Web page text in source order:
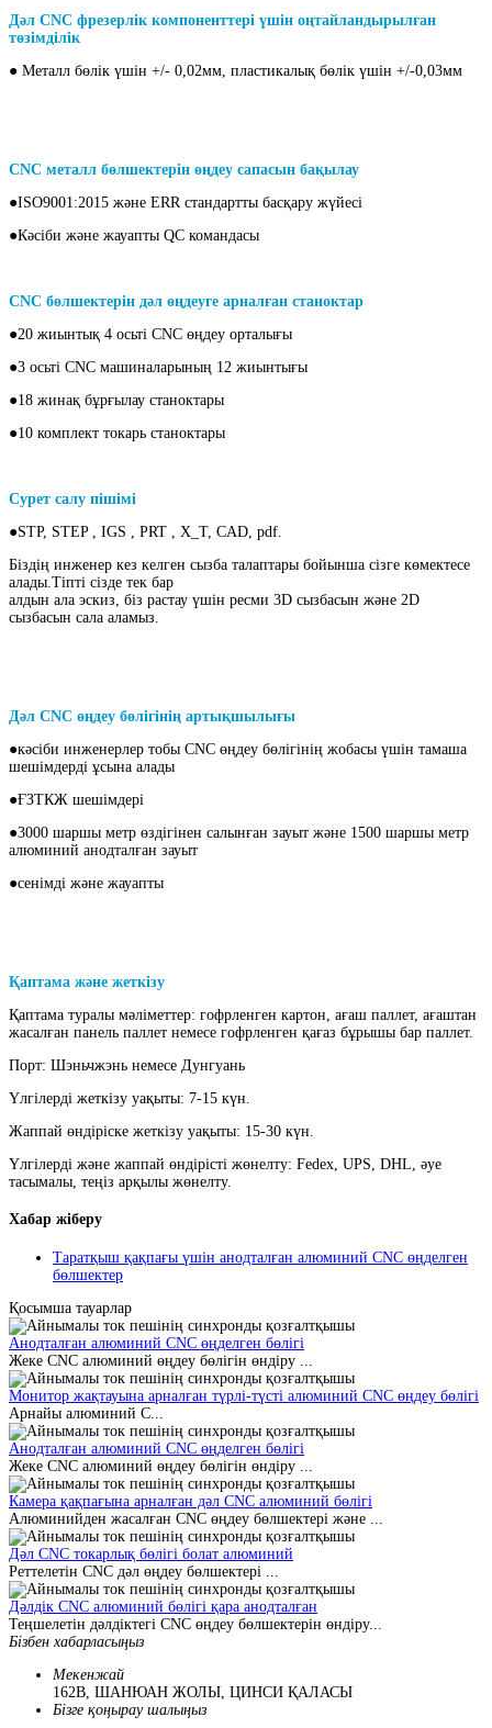
Дәл CNC фрезерлік компоненттері үшін оңтайландырылған
төзімділік
● Металл бөлік үшін +/- 0,02мм, пластикалық бөлік үшін +/-0,03мм
CNC металл бөлшектерін өңдеу сапасын бақылау
●ISO9001:2015 және ERR стандартты басқару жүйесі
●Кәсіби және жауапты QC командасы
CNC бөлшектерін дәл өңдеуге арналған станоктар
●20 жиынтық 4 осьті CNC өңдеу орталығы
●3 осьті CNC машиналарының 12 жиынтығы
●18 жинақ бұрғылау станоктары
●10 комплект токарь станоктары
Сурет салу пішімі
●STP, STEP , IGS , PRT , X_T, CAD, pdf.
Біздің инженер кез келген сызба талаптары бойынша сізге көмектесе
алады.Тіпті сізде тек бар
алдын ала эскиз, біз растау үшін ресми 3D сызбасын және 2D
сызбасын сала аламыз.
Дәл CNC өңдеу бөлігінің артықшылығы
●кәсіби инженерлер тобы CNC өңдеу бөлігінің жобасы үшін тамаша
шешімдерді ұсына алады
●ҒЗТКЖ шешімдері
●3000 шаршы метр өздігінен салынған зауыт және 1500 шаршы метр
алюминий анодталған зауыт
●сенімді және жауапты
Қаптама және жеткізу
Қаптама туралы мәліметтер: гофрленген картон, ағаш паллет, ағаштан
жасалған панель паллет немесе гофрленген қағаз бұрышы бар паллет.
Порт: Шэньчжэнь немесе Дунгуань
Үлгілерді жеткізу уақыты: 7-15 күн.
Жаппай өндіріске жеткізу уақыты: 15-30 күн.
Үлгілерді және жаппай өндірісті жөнелту: Fedex, UPS, DHL, әуе
тасымалы, теңіз арқылы жөнелту.
Хабар жіберу
Таратқыш қақпағы үшін анодталған алюминий CNC өңделген
бөлшектер
Қосымша тауарлар
Анодталған алюминий CNC өңделген бөлігі
Жеке CNC алюминий өңдеу бөлігін өндіру ...
Монитор жақтауына арналған түрлі-түсті алюминий CNC өңдеу бөлігі
Арнайы алюминий C...
Анодталған алюминий CNC өңделген бөлігі
Жеке CNC алюминий өңдеу бөлігін өндіру ...
Камера қақпағына арналған дәл CNC алюминий бөлігі
Алюминийден жасалған CNC өңдеу бөлшектері және ...
Дәл CNC токарлық бөлігі болат алюминий
Реттелетін CNC дәл өңдеу бөлшектері ...
Дәлдік CNC алюминий бөлігі қара анодталған
Теңшелетін дәлдіктегі CNC өңдеу бөлшектерін өндіру...
Бізбен хабарласыңыз
Мекенжай
162В, ШАНЮАН ЖОЛЫ, ЦИНСИ ҚАЛАСЫ
Бізге қоңырау шалыңыз